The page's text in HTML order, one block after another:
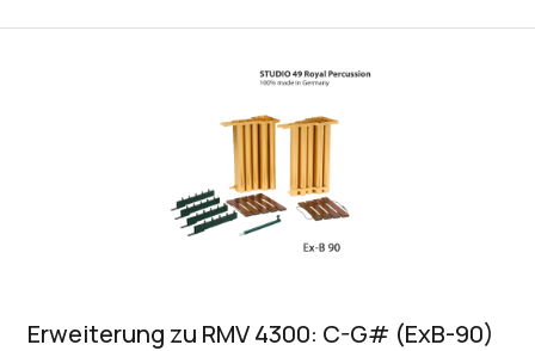
Erweiterung zu RMV 4300: C-G# (ExB-90)